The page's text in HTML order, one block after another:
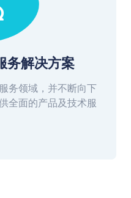
务解决方案
务领域，并不断向下
全面的产品及技术服